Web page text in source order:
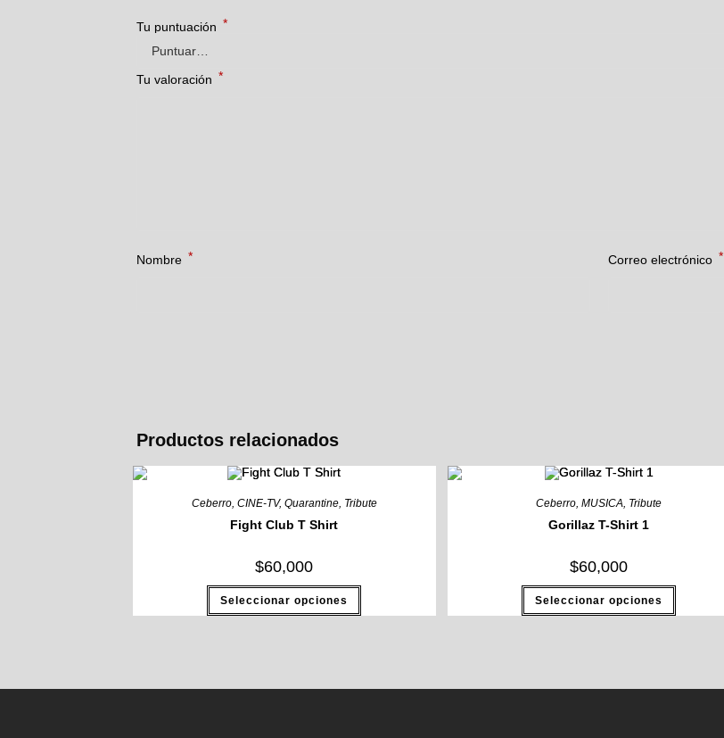
Tu puntuación *
Tu valoración *
Nombre * Correo electrónico *
Productos relacionados
Ceberro, CINE-TV, Quarantine, Tribute
Fight Club T Shirt
$60,000
Seleccionar opciones
Ceberro,MUSICA, Tribute
Gorillaz T-Shirt 1
$60,000
Seleccionar opciones